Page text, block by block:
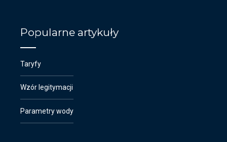
Popularne artykuły
Taryfy
Wzór legitymacji
Parametry wody